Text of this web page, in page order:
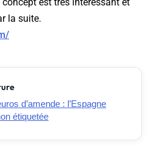
la suite.
d’amende : l’Espagne
étiquetée